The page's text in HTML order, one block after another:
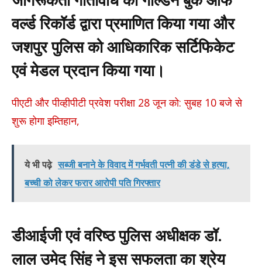
वर्ल्ड रिकॉर्ड द्वारा प्रमाणित किया गया और
जशपुर पुलिस को आधिकारिक सर्टिफिकेट
एवं मेडल प्रदान किया गया।
पीएटी और पीव्हीपीटी प्रवेश परीक्षा 28 जून को: सुबह 10 बजे से
शुरू होगा इम्तिहान,
ये भी पढ़े सब्जी बनाने के विवाद में गर्भवती पत्नी की डंडे से हत्या,
बच्ची को लेकर फरार आरोपी पति गिरफ्तार
डीआईजी एवं वरिष्ठ पुलिस अधीक्षक डॉ.
लाल उमेद सिंह ने इस सफलता का श्रेय